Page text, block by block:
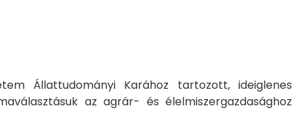
Állattudományi Karához tartozott, ideiglenes
az agrár- és élelmiszergazdasághoz